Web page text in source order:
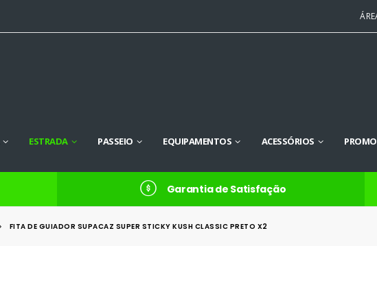
ESTRADA PASSEIO EQUIPAMENTOS ACESSÓRIOS
Garantia de Satisfação
FITA DE GUIADOR SUPACAZ SUPER STICKY KUSH CLASSIC PRETO X2